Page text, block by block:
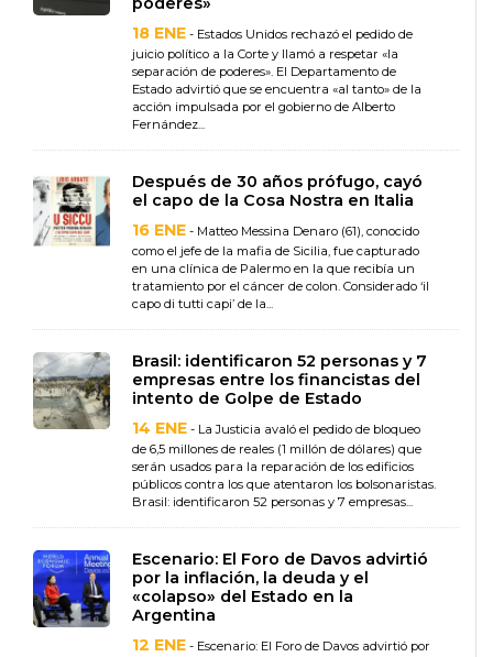
18 ENE - Estados Unidos rechazó el pedido de
juicio político a la Corte y llamó a respetar «la
separación de poderes». El Departamento de
Estado advirtió que se encuentra «al tanto» de la
acción impulsada por el gobierno de Alberto
Fernández...
Después de 30 años prófugo, cayó
el capo de la Cosa Nostra en Italia
16 ENE - Matteo Messina Denaro (61), conocido
como el jefe de la mafia de Sicilia, fue capturado
en una clínica de Palermo en la que recibía un
tratamiento por el cáncer de colon. Considerado ‘il
capo di tutti capi’ de la...
Brasil: identificaron 52 personas y 7
empresas entre los financistas del
intento de Golpe de Estado
14 ENE - La Justicia avaló el pedido de bloqueo
de 6,5 millones de reales (1 millón de dólares) que
serán usados para la reparación de los edificios
públicos contra los que atentaron los bolsonaristas.
Brasil: identificaron 52 personas y 7 empresas...
Escenario: El Foro de Davos advirtió
por la inflación, la deuda y el
«colapso» del Estado en la
Argentina
12 ENE - Escenario: El Foro de Davos advirtió por